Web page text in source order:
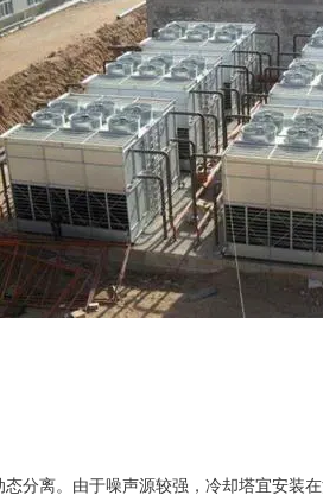
离。由于噪声源较强，冷却塔宜安装